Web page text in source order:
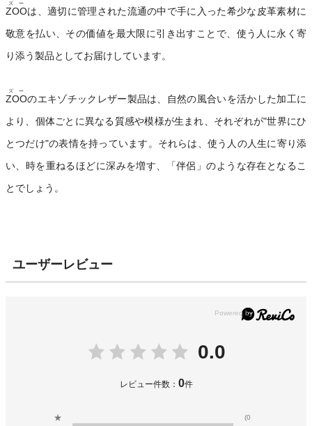
ZOO
ズー
は、適切に管理された流通の中で手に入った希少な皮革素材に
敬意を払い、その価値を最大限に引き出すことで、使う人に永く寄
り添う製品としてお届けしています。
ZOO
ズー
のエキゾチックレザー製品は、自然の風合いを活かした加工に
より、個体ごとに異なる質感や模様が生まれ、それぞれが"世界にひ
とつだけ"の表情を持っています。それらは、使う人の人生に寄り添
い、時を重ねるほどに深みを増す、「伴侶」のような存在となるこ
とでしょう。
ユーザーレビュー
0.0
レビュー件数： 0件
★
(0